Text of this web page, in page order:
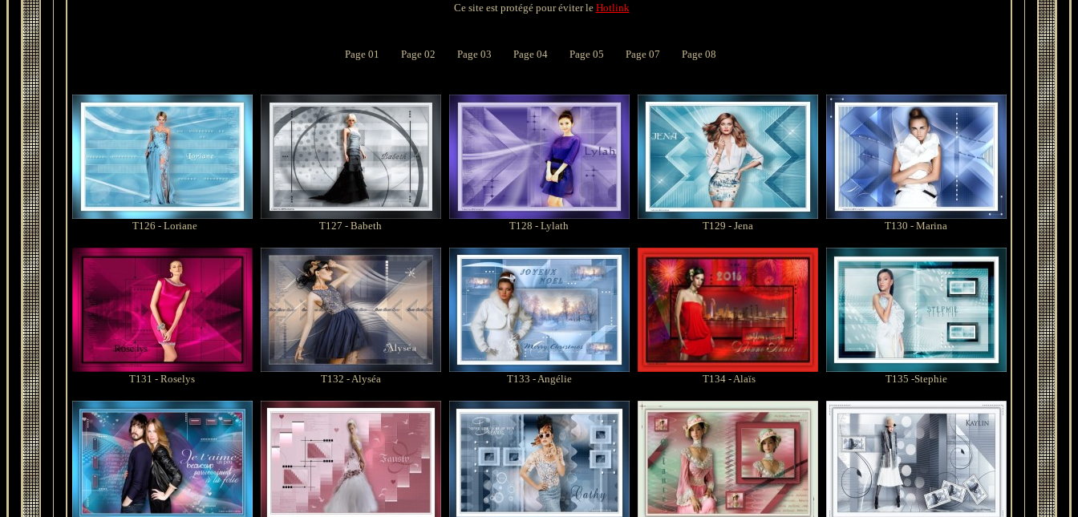
Ce site est protégé pour éviter le Hotlink
Page 01 Page 02 Page 03 Page 04 Page 05 Page 07 Page 08
T126 - Loriane T127 - Babeth T128 - Lylath T129 - Jena T130 - Marina
T131 - Roselys T132 - Alyséa T133 - Angélie T134 - Alaïs T135 -Stephie